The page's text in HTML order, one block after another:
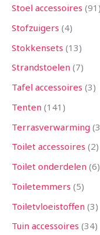
Stoel accessoires 91
Stofzuigers 4
Stokkensets 13
Strandstoelen 7
Tafel accessoires 3
Tenten 141
Terrasverwarming 3
Toilet accessoires 2
Toilet onderdelen 6
Toiletemmers 5
Toiletvloeistoffen 3
Tuin accessoires 34